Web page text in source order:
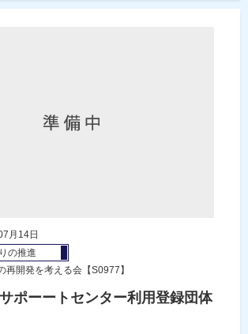
月14日
の推進
再開発を考える会【S0977】
ポーートセンター利用登録団体